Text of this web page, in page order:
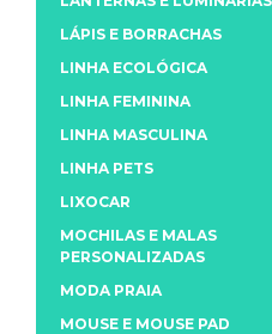
LÁPIS E BORRACHAS
LINHA ECOLÓGICA
LINHA FEMININA
LINHA MASCULINA
LINHA PETS
LIXOCAR
MOCHILAS E MALAS
PERSONALIZADAS
MODA PRAIA
MOUSE E MOUSE PAD